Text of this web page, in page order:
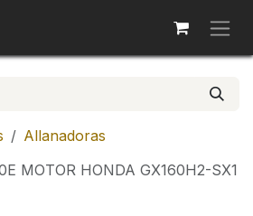
Allanadoras
MOTOR HONDA GX160H2-SX1